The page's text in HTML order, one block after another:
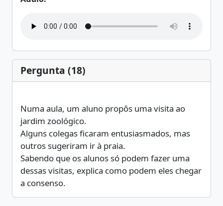
Pergunta (18)
Numa aula, um aluno propôs uma visita ao
jardim zoológico.
Alguns colegas ficaram entusiasmados, mas
outros sugeriram ir à praia.
Sabendo que os alunos só podem fazer uma
dessas visitas, explica como podem eles chegar
a consenso.